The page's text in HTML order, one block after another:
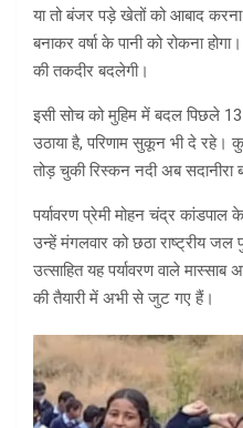
या तो बंजर पड़े खेतों को आबाद
बनाकर वर्षा के पानी को रोकना
की तकदीर बदलेगी।
इसी सोच को मुहिम में बदल पिछले 13
उठाया है, परिणाम सुकून भी दे रहे।
तोड़ चुकी रिस्कन नदी अब सदानीरा
पर्यावरण प्रेमी मोहन चंद्र कांडपाल
उन्हें मंगलवार को छठा राष्ट्रीय जल
उत्साहित यह पर्यावरण वाले
की तैयारी में अभी से जुट गए हैं।